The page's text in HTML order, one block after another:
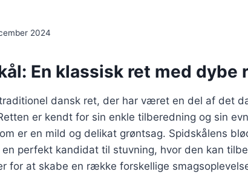
2024
En klassisk ret med dybe
dansk ret, der har været en del af det
er kendt for sin enkle tilberedning og sin
er en mild og delikat grøntsag. Spidskålens
perfekt kandidat til stuvning, hvor den kan
for at skabe en række forskellige